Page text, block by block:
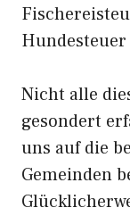
Nicht alle
gesondert
uns auf die
Gemeinden